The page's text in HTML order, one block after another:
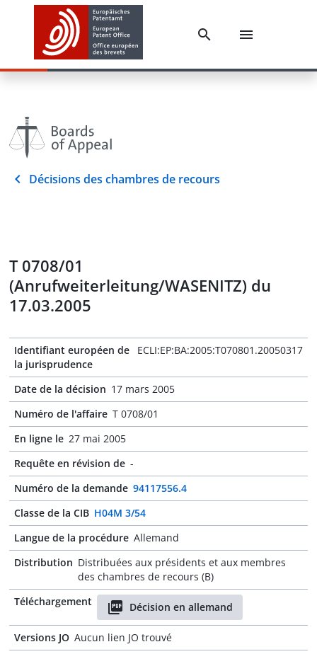
Décisions des chambres de recours
T 0708/01
(Anrufweiterleitung/WASENITZ) du
17.03.2005
Identifiant européen de
la jurisprudence
ECLI:EP:BA:2005:T070801.20050317
Date de la décision 17 mars 2005
Numéro de l'affaire T 0708/01
En ligne le 27 mai 2005
Requête en révision de -
Numéro de la demande 94117556.4
Classe de la CIB H04M 3/54
Langue de la procédure Allemand
Distribution Distribuées aux présidents et aux membres
des chambres de recours (B)
Téléchargement
Décision en allemand
Versions JO Aucun lien JO trouvé